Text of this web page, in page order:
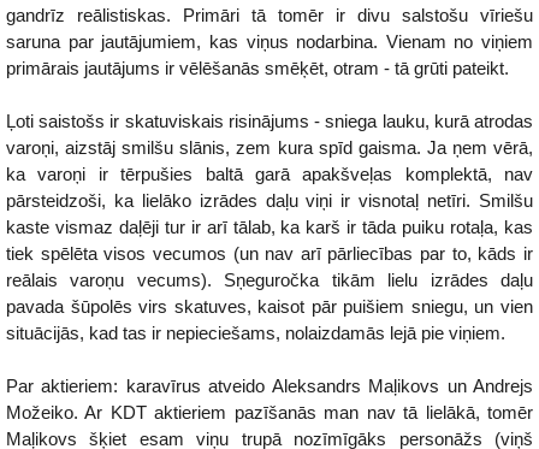
gandrīz reālistiskas. Primāri tā tomēr ir divu salstošu vīriešu
saruna par jautājumiem, kas viņus nodarbina. Vienam no viņiem
primārais jautājums ir vēlēšanās smēķēt, otram - tā grūti pateikt.
Ļoti saistošs ir skatuviskais risinājums - sniega lauku, kurā atrodas
varoņi, aizstāj smilšu slānis, zem kura spīd gaisma. Ja ņem vērā,
ka varoņi ir tērpušies baltā garā apakšveļas komplektā, nav
pārsteidzoši, ka lielāko izrādes daļu viņi ir visnotaļ netīri. Smilšu
kaste vismaz daļēji tur ir arī tālab, ka karš ir tāda puiku rotaļa, kas
tiek spēlēta visos vecumos (un nav arī pārliecības par to, kāds ir
reālais varoņu vecums). Sņeguročka tikām lielu izrādes daļu
pavada šūpolēs virs skatuves, kaisot pār puišiem sniegu, un vien
situācijās, kad tas ir nepieciešams, nolaizdamās lejā pie viņiem.
Par aktieriem: karavīrus atveido Aleksandrs Maļikovs un Andrejs
Možeiko. Ar KDT aktieriem pazīšanās man nav tā lielākā, tomēr
Maļikovs šķiet esam viņu trupā nozīmīgāks personāžs (viņš